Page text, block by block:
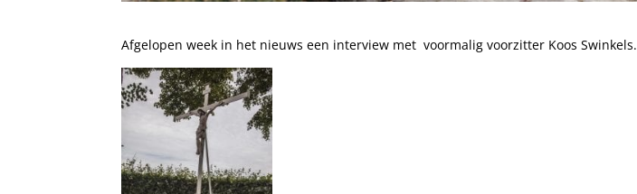
Afgelopen week in het nieuws een interview met voormalig voorzitter Koos Swinkels.